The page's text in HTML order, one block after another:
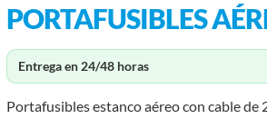
PORTAFUSIBLES
Entrega en 24/48 horas
Portafusibles estanco aéreo con cable de